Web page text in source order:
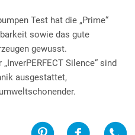
Test hat die „Prime“
sowie das gute
gewusst.
Silence“ sind
ausgestattet,